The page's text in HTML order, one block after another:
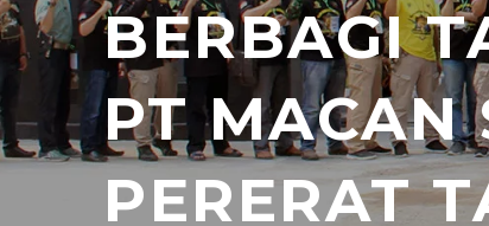
BERBAGI
PT MACAN
PERERAT